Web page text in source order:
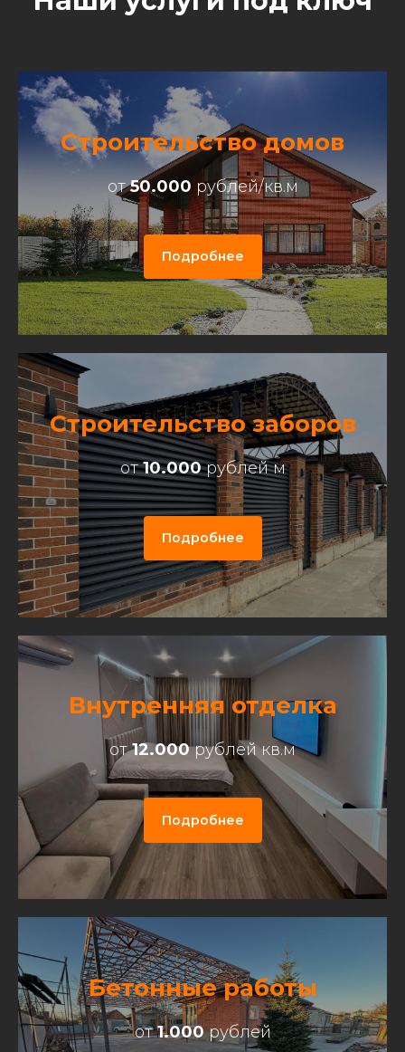
Строительство домов
от50.000 рублей/кв.м
Подробнее
Строительство заборов
от10.000рублей м
Подробнее
Внутренняя отделка
от12.000рублей кв.м
Подробнее
Бетонные работы
от1.000рублей